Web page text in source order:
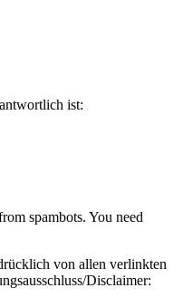
ist:
spambots. You need
von allen verlinkten
Disclaimer: